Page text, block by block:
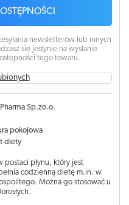
newsletterów lub innych
się jedynie na wysłanie
tego towaru.
Sp.zo.o.
pokojowa
diety
płynu, który jest
codzienną dietę m.in. w
Można go stosować u